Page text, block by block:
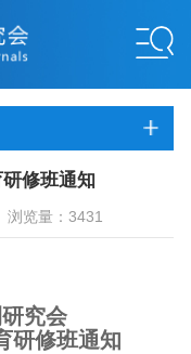
修班通知
浏览量：3431
究会
研修班通知